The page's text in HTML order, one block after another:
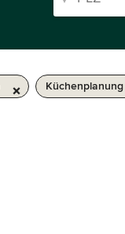
Küchenplanung